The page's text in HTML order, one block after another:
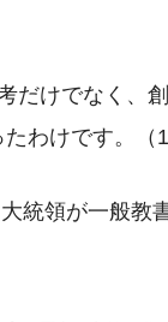
だけでなく、
わけです。（1
統領が一般教